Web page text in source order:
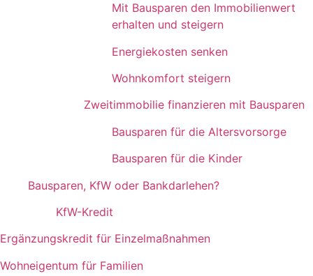
Mit Bausparen den Immobilienwert
erhalten und steigern
Energiekosten senken
Wohnkomfort steigern
Zweitimmobilie finanzieren mit Bausparen
Bausparen für die Altersvorsorge
Bausparen für die Kinder
Bausparen, KfW oder Bankdarlehen?
KfW-Kredit
Ergänzungskredit für Einzelmaßnahmen
Wohneigentum für Familien